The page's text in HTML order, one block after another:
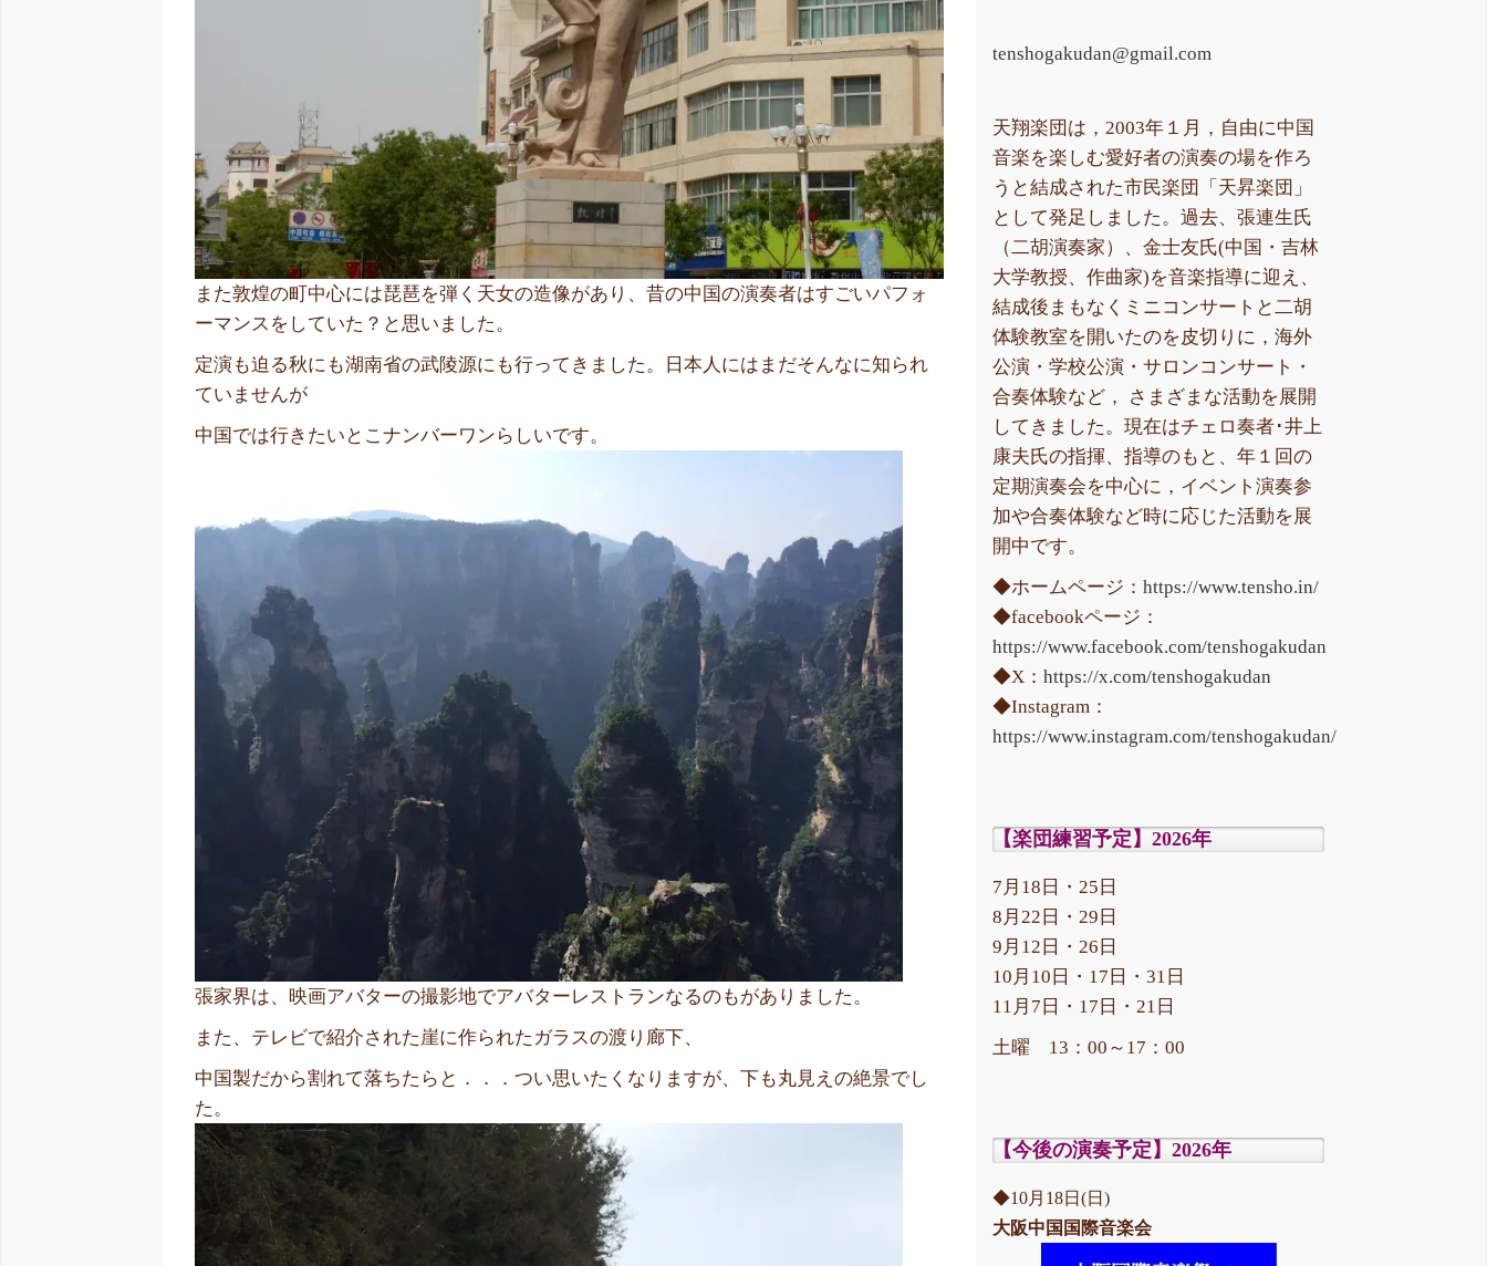
また敦煌の町中心には琵琶を弾く天女の造像があり、昔の中国の演奏者はすごいパフォ
ーマンスをしていた？と思いました。
定演も迫る秋にも湖南省の武陵源にも行ってきました。日本人にはまだそんなに知られ
ていませんが
中国では行きたいとこナンバーワンらしいです。
張家界は、映画アバターの撮影地でアバターレストランなるのもがありました。
また、テレビで紹介された崖に作られたガラスの渡り廊下、
中国製だから割れて落ちたらと．．．つい思いたくなりますが、下も丸見えの絶景でし
た。
tenshogakudan@gmail.com
天翔楽団は，2003年１月，自由に中国
音楽を楽しむ愛好者の演奏の場を作ろ
うと結成された市民楽団「天昇楽団」
として発足しました。過去、張連生氏
（二胡演奏家）、金士友氏(中国・吉林
大学教授、作曲家)を音楽指導に迎え、
結成後まもなくミニコンサートと二胡
体験教室を開いたのを皮切りに，海外
公演・学校公演・サロンコンサート・
合奏体験など， さまざまな活動を展開
してきました。現在はチェロ奏者･井上
康夫氏の指揮、指導のもと、年１回の
定期演奏会を中心に，イベント演奏参
加や合奏体験など時に応じた活動を展
開中です。
◆ホームページ： https://www.tensho.in/
◆facebookページ：
https://www.facebook.com/tenshogakudan
◆X： https://x.com/tenshogakudan
◆Instagram：
https://www.instagram.com/tenshogakudan/
【楽団練習予定】2026年
7月18日・25日
8月22日・29日
9月12日・26日
10月10日・17日・31日
11月7日・17日・21日
土曜 13：00～17：00
【今後の演奏予定】2026年
◆10月18日(日)
大阪中国国際音楽会